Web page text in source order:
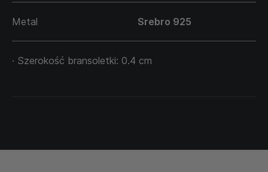
Metal Srebro 925
· Szerokość bransoletki: 0.4 cm